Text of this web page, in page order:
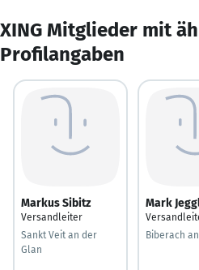
XING Mitglieder mit
Profilangaben
Markus Sibitz
Versandleiter
Sankt Veit an der
Glan
Mark
Biberach